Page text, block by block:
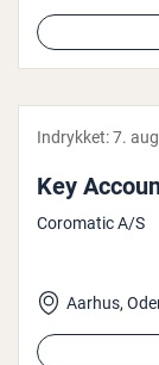
Indrykket:7.
Key
Coromatic A/S
Aarhus,